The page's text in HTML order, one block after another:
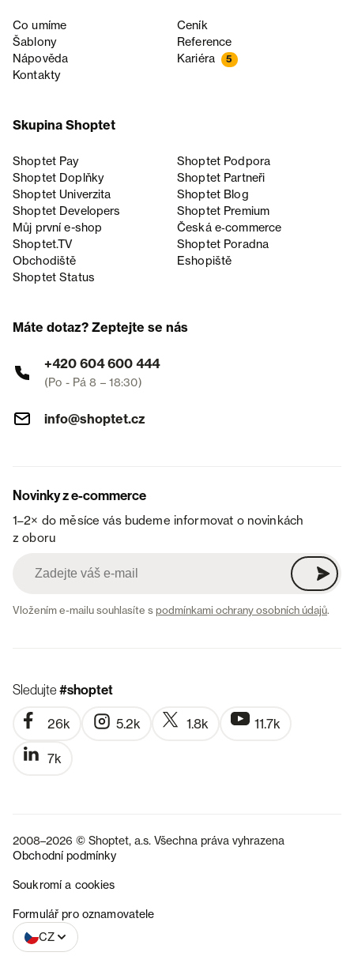
Co umíme
Ceník
Šablony
Reference
Nápověda
Kariéra 5
Kontakty
Skupina Shoptet
Shoptet Pay
Shoptet Podpora
Shoptet Doplňky
Shoptet Partneři
Shoptet Univerzita
Shoptet Blog
Shoptet Developers
Shoptet Premium
Můj první e-shop
Česká e‑commerce
Shoptet.TV
Shoptet Poradna
Obchodiště
Eshopiště
Shoptet Status
Máte dotaz? Zeptejte se nás
+420 604 600 444
(Po - Pá 8 – 18:30)
info@shoptet.cz
Novinky z e-commerce
1–2× do měsíce vás budeme informovat o novinkách
z oboru
Vložením e-mailu souhlasíte spodmínkami ochrany osobních údajů.
Sledujte#shoptet
26k 5.2k 1.8k 11.7k
7k
2008–2026 © Shoptet, a.s. Všechna práva vyhrazena
Obchodní podmínky
Soukromí a cookies
Formulář pro oznamovatele
CZ